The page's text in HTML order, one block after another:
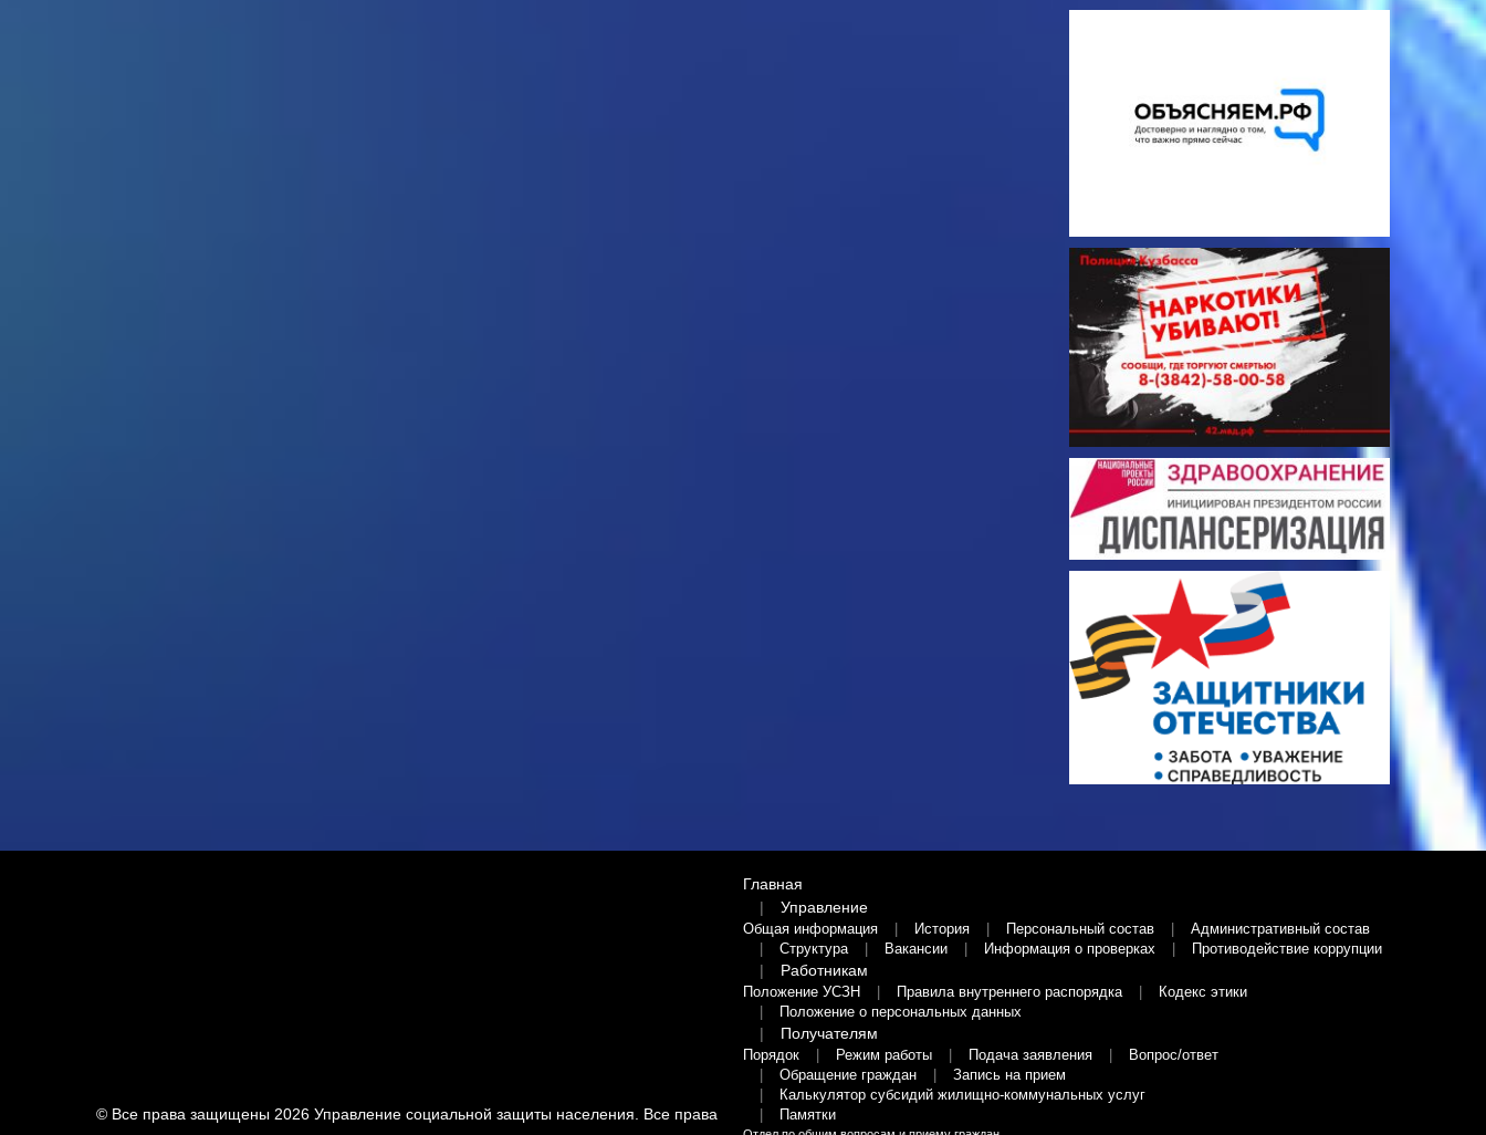
© Все права защищены 2026 Управление социальной защиты населения. Все права
Главная
Управление
Общая информация История Персональный состав
Административный состав
Структура
Вакансии Информация о проверках Противодействие коррупции
Работникам
Положение УСЗН Правила внутреннего распорядка
Кодекс этики
Положение о персональных данных
Получателям
Порядок Режим работы Подача заявления
Вопрос/ответ
Обращение граждан
Запись на прием
Калькулятор субсидий жилищно-коммунальных услуг
Памятки